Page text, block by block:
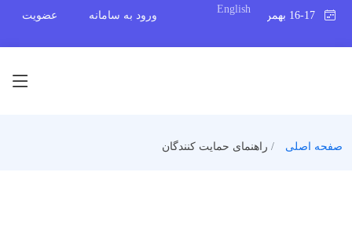
English
ورود به سامانه عضویت
صفحه اصلی راهنمای حمایت کنندگان